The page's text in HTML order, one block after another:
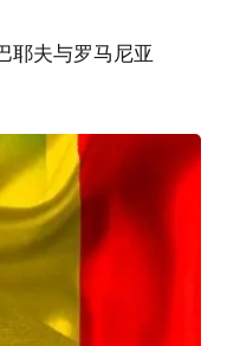
耶夫与罗马尼亚